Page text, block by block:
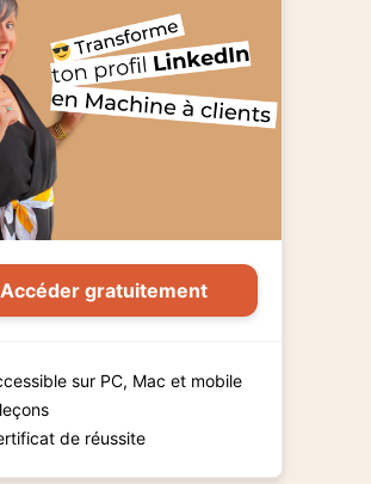
Accéder gratuitement
sur PC, Mac et mobile
de réussite